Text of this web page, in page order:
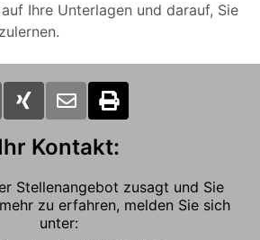
Ihre Unterlagen und darauf, Sie
Kontakt:
Stellenangebot zusagt und Sie
zu erfahren, melden Sie sich
unter: